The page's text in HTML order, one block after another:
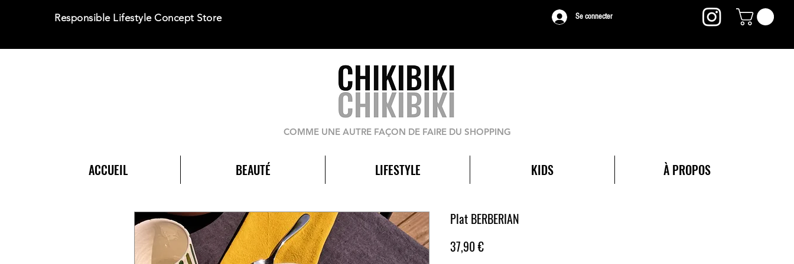
Responsible Lifestyle Concept Store Se connecter
COMME UNE AUTRE FAÇON DE FAIRE DU SHOPPING
ACCUEIL BEAUTÉ LIFESTYLE KIDS À PROPOS
Plat BERBERIAN
37,90 €Prix